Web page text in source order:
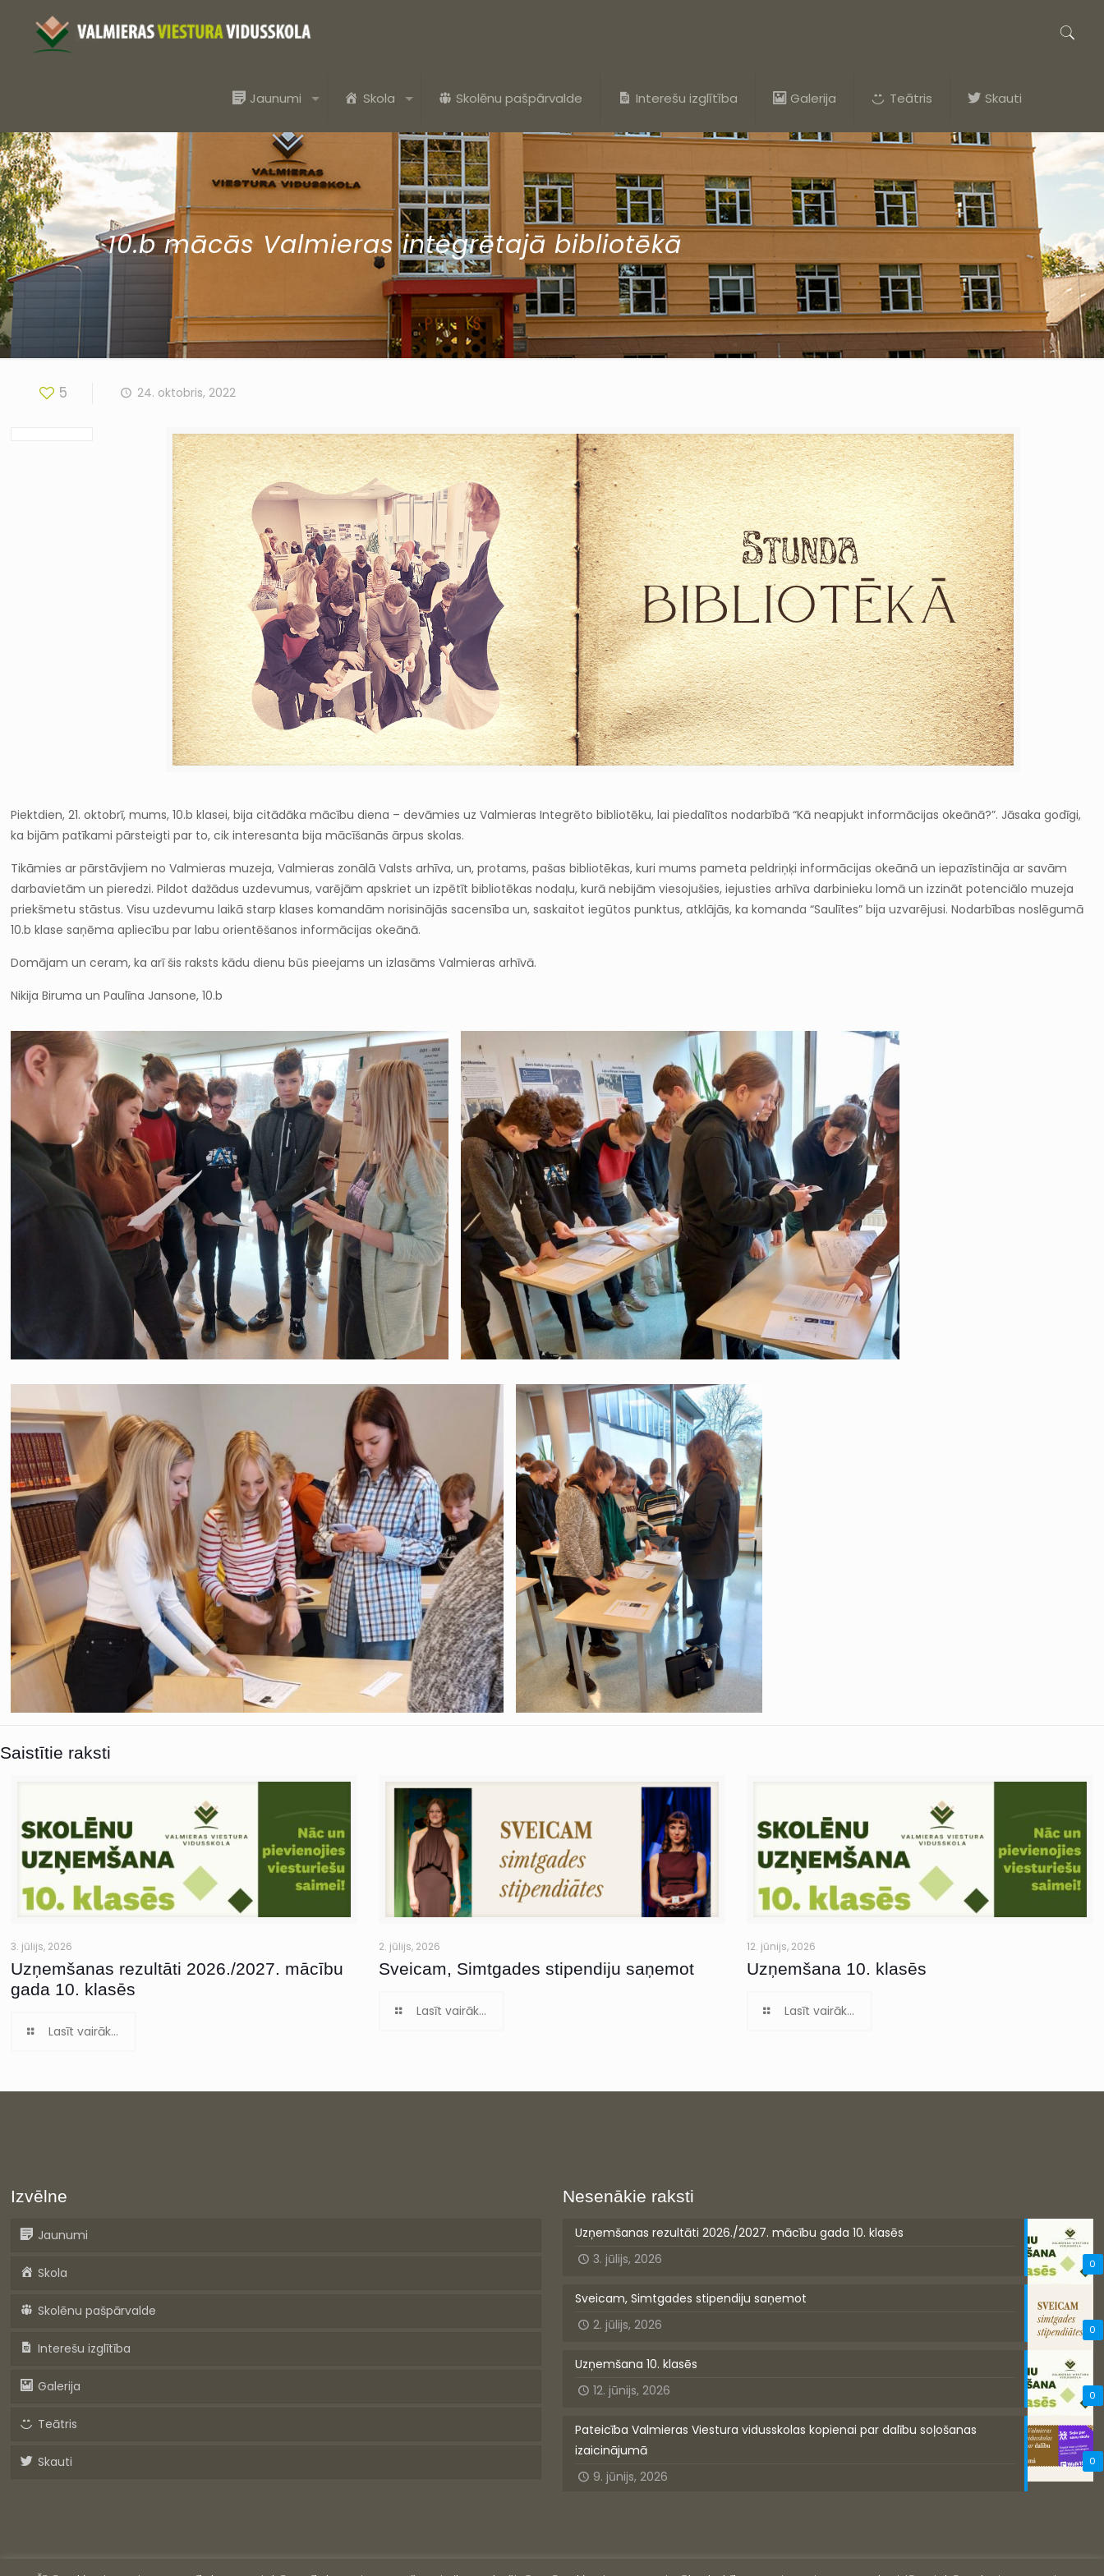
Jaunumi Skola Skolēnu pašpārvalde Interešu izglītība Galerija Teātris Skauti
10.b mācās Valmieras integrētajā bibliotēkā
5 24. oktobris, 2022
Piektdien, 21. oktobrī, mums, 10.b klasei, bija citādāka mācību diena – devāmies uz Valmieras Integrēto bibliotēku, lai piedalītos nodarbībā “Kā neapjukt informācijas okeānā?”. Jāsaka godīgi,
ka bijām patīkami pārsteigti par to, cik interesanta bija mācīšanās ārpus skolas.
Tikāmies ar pārstāvjiem no Valmieras muzeja, Valmieras zonālā Valsts arhīva, un, protams, pašas bibliotēkas, kuri mums pameta peldriņķi informācijas okeānā un iepazīstināja ar savām
darbavietām un pieredzi. Pildot dažādus uzdevumus, varējām apskriet un izpētīt bibliotēkas nodaļu, kurā nebijām viesojušies, iejusties arhīva darbinieku lomā un izzināt potenciālo muzeja
priekšmetu stāstus. Visu uzdevumu laikā starp klases komandām norisinājās sacensība un, saskaitot iegūtos punktus, atklājās, ka komanda “Saulītes” bija uzvarējusi. Nodarbības noslēgumā
10.b klase saņēma apliecību par labu orientēšanos informācijas okeānā.
Domājam un ceram, ka arī šis raksts kādu dienu būs pieejams un izlasāms Valmieras arhīvā.
Nikija Biruma un Paulīna Jansone, 10.b
Saistītie raksti
3. jūlijs, 2026
Uzņemšanas rezultāti 2026./2027. mācību
gada 10. klasēs
Lasīt vairāk...
2. jūlijs, 2026
Sveicam, Simtgades stipendiju saņemot
Lasīt vairāk...
12. jūnijs, 2026
Uzņemšana 10. klasēs
Lasīt vairāk...
Izvēlne
Jaunumi
Skola
Skolēnu pašpārvalde
Interešu izglītība
Galerija
Teātris
Skauti
Nesenākie raksti
0
Uzņemšanas rezultāti 2026./2027. mācību gada 10. klasēs
3. jūlijs, 2026
0
Sveicam, Simtgades stipendiju saņemot
2. jūlijs, 2026
0
Uzņemšana 10. klasēs
12. jūnijs, 2026
0
Pateicība Valmieras Viestura vidusskolas kopienai par dalību soļošanas
izaicinājumā
9. jūnijs, 2026